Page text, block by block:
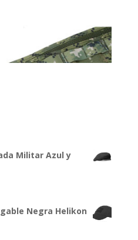
Militar Azul y
Negra Helikon